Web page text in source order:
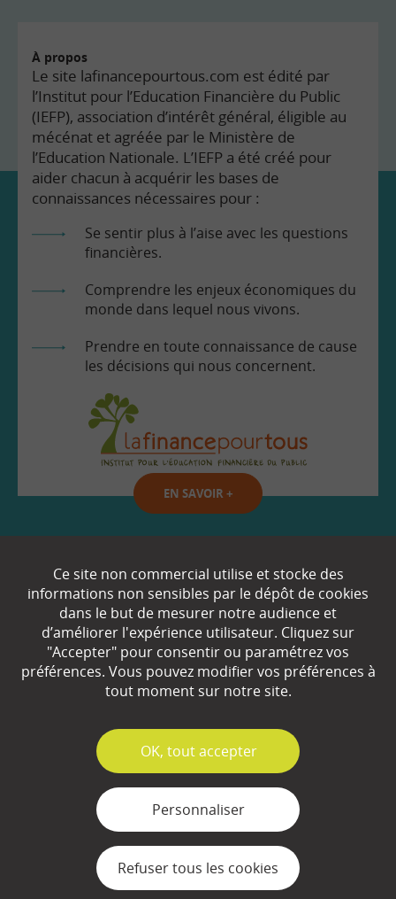
À propos
Le site lafinancepourtous.com est édité par
l’Institut pour l’Education Financière du Public
(IEFP), association d’intérêt général, éligible au
mécénat et agréée par le Ministère de
l’Education Nationale. L’IEFP a été créé pour
aider chacun à acquérir les bases de
connaissances nécessaires pour :
Se sentir plus à l’aise avec les questions
financières.
Comprendre les enjeux économiques du
monde dans lequel nous vivons.
Prendre en toute connaissance de cause
les décisions qui nous concernent.
EN SAVOIR +
Partenaires
Espace Presse
Plan du site
Mentions légales
Ce site non commercial utilise et stocke des
informations non sensibles par le dépôt de cookies
dans le but de mesurer notre audience et
d’améliorer l'expérience utilisateur. Cliquez sur
"Accepter" pour consentir ou paramétrez vos
préférences. Vous pouvez modifier vos préférences à
tout moment sur notre site.
✓
OK, tout accepter
Personnaliser
Refuser tous les cookies